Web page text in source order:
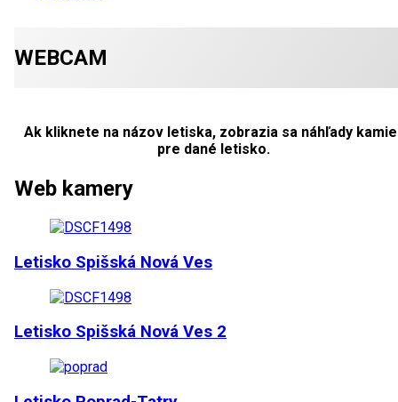
WEBCAM
Ak kliknete na názov letiska, zobrazia sa náhľady
pre dané letisko.
Web kamery
Letisko Spišská Nová Ves
Letisko Spišská Nová Ves 2